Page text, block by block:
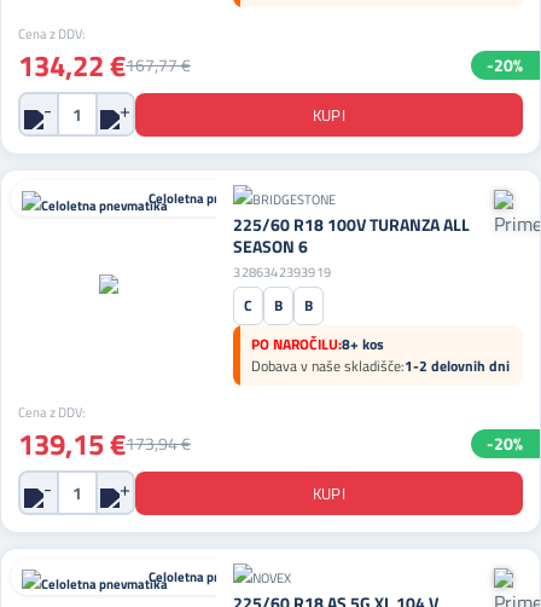
Cena z DDV:
134,22 €167,77 € -20%
Celoletna pnevmatika
225/60 R18 100V TURANZA ALL
SEASON 6
3286342393919
C B
B
PO NAROČILU:8+ kos
Dobava v naše skladišče:1-2 delovnih dni
Cena z DDV:
139,15 €173,94 € -20%
Celoletna pnevmatika